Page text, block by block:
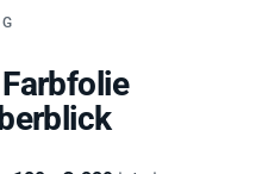
Farbfolie